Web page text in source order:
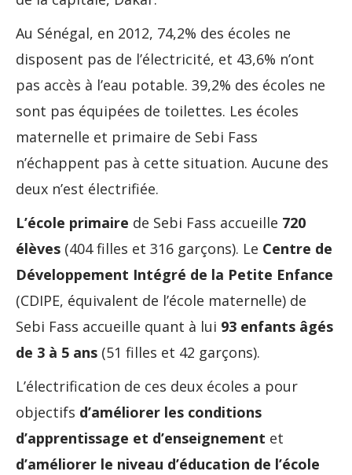
Au Sénégal, en 2012, 74,2% des écoles ne
disposent pas de l’électricité, et 43,6% n’ont
pas accès à l’eau potable. 39,2% des écoles ne
sont pas équipées de toilettes. Les écoles
maternelle et primaire de Sebi Fass
n’échappent pas à cette situation. Aucune des
deux n’est électrifiée.
L’école primaire de Sebi Fass accueille 720
élèves (404 filles et 316 garçons). Le Centre de
Développement Intégré de la Petite Enfance
(CDIPE, équivalent de l’école maternelle) de
Sebi Fass accueille quant à lui 93 enfants âgés
de 3 à 5 ans (51 filles et 42 garçons).
L’électrification de ces deux écoles a pour
objectifs d’améliorer les conditions
d’apprentissage et d’enseignement et
d’améliorer le niveau d’éducation de l’école